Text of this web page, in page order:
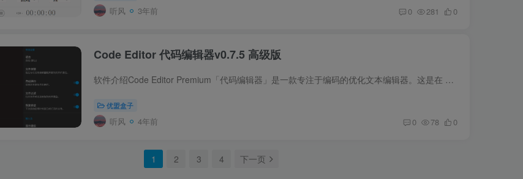
听风 3年前 0 281 0
Code Editor 代码编辑器v0.7.5 高级版
软件介绍Code Editor Premium「代码编辑器」是一款专注于编码的优化文本编辑器。这是在 Android 上进行开发的便捷工具。它包含用于编码的必要功能，包括语法突出显示，自动缩进，代码辅助，自动...
优盟盒子
听风 4年前 0 78 0
1 2 3 4 下一页